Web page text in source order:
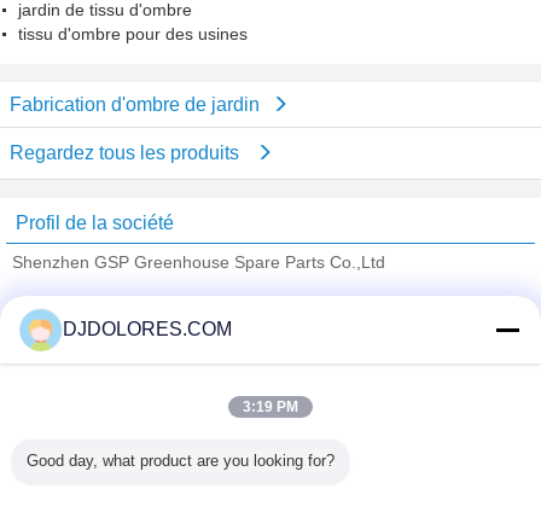
jardin de tissu d'ombre
tissu d'ombre pour des usines
Fabrication d'ombre de jardin
Regardez tous les produits
Profil de la société
Shenzhen GSP Greenhouse Spare Parts Co.,Ltd
Trust Seal
Verified Suplier
Tous les produits
DJDOLORES.COM
3:19 PM
Good day, what product are you looking for?